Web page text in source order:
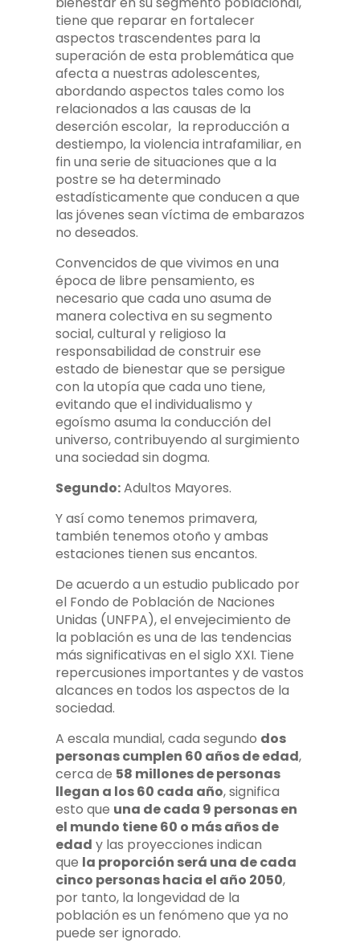
tiene que reparar en fortalecer
aspectos trascendentes para la
superación de esta problemática que
afecta a nuestras adolescentes,
abordando aspectos tales como los
relacionados a las causas de la
deserción escolar, la reproducción a
destiempo, la violencia intrafamiliar, en
fin una serie de situaciones que a la
postre se ha determinado
estadísticamente que conducen a que
las jóvenes sean víctima de embarazos
no deseados.
Convencidos de que vivimos en una
época de libre pensamiento, es
necesario que cada uno asuma de
manera colectiva en su segmento
social, cultural y religioso la
responsabilidad de construir ese
estado de bienestar que se persigue
con la utopía que cada uno tiene,
evitando que el individualismo y
egoísmo asuma la conducción del
universo, contribuyendo al surgimiento
una sociedad sin dogma.
Segundo:Adultos Mayores.
Y así como tenemos primavera,
también tenemos otoño y ambas
estaciones tienen sus encantos.
De acuerdo a un estudio publicado por
el Fondo de Población de Naciones
Unidas (UNFPA), el envejecimiento de
la población es una de las tendencias
más significativas en el siglo XXI. Tiene
repercusiones importantes y de vastos
alcances en todos los aspectos de la
sociedad.
A escala mundial, cada segundo dos
personas cumplen 60 años de edad,
cerca de 58 millones de personas
llegan a los 60 cada año, significa
esto que una de cada 9 personas en
el mundo tiene 60 o más años de
edad y las proyecciones indican
que la proporción será una de cada
cinco personas hacia el año 2050,
por tanto, la longevidad de la
población es un fenómeno que ya no
puede ser ignorado.